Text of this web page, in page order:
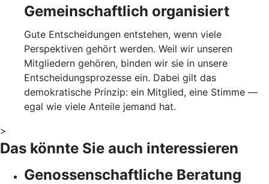
Gemeinschaftlich organisiert
Gute Entscheidungen entstehen, wenn viele
Perspektiven gehört werden. Weil wir unseren
Mitgliedern gehören, binden wir sie in unsere
Entscheidungsprozesse ein. Dabei gilt das
demokratische Prinzip: ein Mitglied, eine Stimme —
egal wie viele Anteile jemand hat.
>
Das könnte Sie auch interessieren
Genossenschaftliche Beratung